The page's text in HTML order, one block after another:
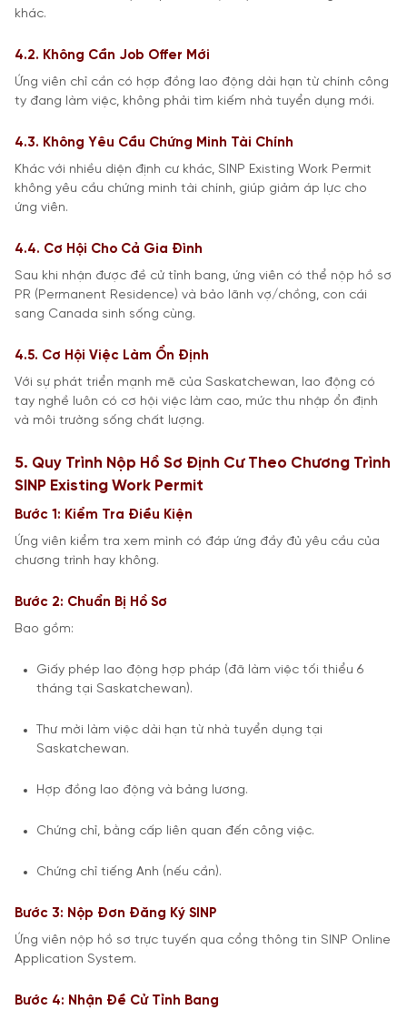
khác.
4.2. Không Cần Job Offer Mới
Ứng viên chỉ cần có hợp đồng lao động dài hạn từ chính công
ty đang làm việc, không phải tìm kiếm nhà tuyển dụng mới.
4.3. Không Yêu Cầu Chứng Minh Tài Chính
Khác với nhiều diện định cư khác, SINP Existing Work Permit
không yêu cầu chứng minh tài chính, giúp giảm áp lực cho
ứng viên.
4.4. Cơ Hội Cho Cả Gia Đình
Sau khi nhận được đề cử tỉnh bang, ứng viên có thể nộp hồ sơ
PR (Permanent Residence) và bảo lãnh vợ/chồng, con cái
sang Canada sinh sống cùng.
4.5. Cơ Hội Việc Làm Ổn Định
Với sự phát triển mạnh mẽ của Saskatchewan, lao động có
tay nghề luôn có cơ hội việc làm cao, mức thu nhập ổn định
và môi trường sống chất lượng.
5. Quy Trình Nộp Hồ Sơ Định Cư Theo Chương Trình
SINP Existing Work Permit
Bước 1: Kiểm Tra Điều Kiện
Ứng viên kiểm tra xem mình có đáp ứng đầy đủ yêu cầu của
chương trình hay không.
Bước 2: Chuẩn Bị Hồ Sơ
Bao gồm:
Giấy phép lao động hợp pháp (đã làm việc tối thiểu 6
tháng tại Saskatchewan).
Thư mời làm việc dài hạn từ nhà tuyển dụng tại
Saskatchewan.
Hợp đồng lao động và bảng lương.
Chứng chỉ, bằng cấp liên quan đến công việc.
Chứng chỉ tiếng Anh (nếu cần).
Bước 3: Nộp Đơn Đăng Ký SINP
Ứng viên nộp hồ sơ trực tuyến qua cổng thông tin SINP Online
Application System.
Bước 4: Nhận Đề Cử Tỉnh Bang